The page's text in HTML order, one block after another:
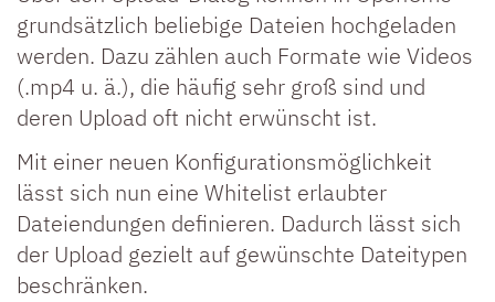
grundsätzlich beliebige Dateien hochgeladen
werden. Dazu zählen auch Formate wie Videos
(.mp4 u. ä.), die häufig sehr groß sind und
deren Upload oft nicht erwünscht ist.
Mit einer neuen Konfigurationsmöglichkeit
lässt sich nun eine Whitelist erlaubter
Dateiendungen definieren. Dadurch lässt sich
der Upload gezielt auf gewünschte Dateitypen
beschränken.